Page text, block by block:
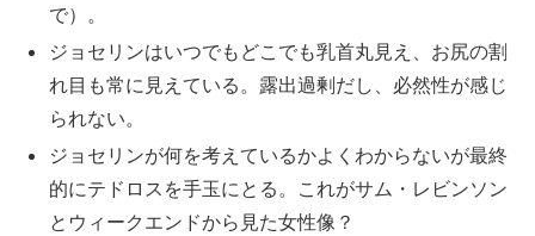
で）。
ジョセリンはいつでもどこでも乳首丸見え、お尻の割
れ目も常に見えている。露出過剰だし、必然性が感じ
られない。
ジョセリンが何を考えているかよくわからないが最終
的にテドロスを手玉にとる。これがサム・レビンソン
とウィークエンドから見た女性像？